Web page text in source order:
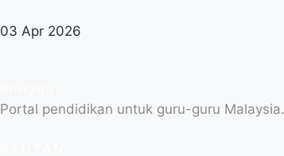
03 Apr 2026
Portal pendidikan untuk guru-guru Malaysia.